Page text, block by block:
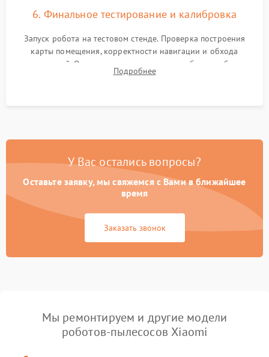
6. Финальное тестирование и калибровка
Запуск робота на тестовом стенде. Проверка построения
карты помещения, корректности навигации и обхода
препятствий. Оценка силы всасывания и работы турбины.
Тестирование автоматического возврата на док-станцию и
Подробнее
У Вас остались вопросы?
Оставьте заявку, мы свяжемся с Вами в ближайшее
время
Заказать звонок
Мы ремонтируем и другие модели
роботов-пылесосов Xiaomi